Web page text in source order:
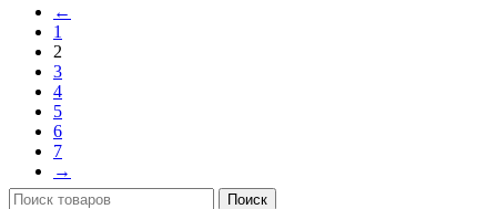
←
1
2
3
4
5
6
7
→
Поиск